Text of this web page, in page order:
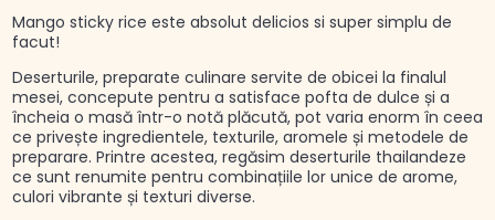
Mango sticky rice este absolut delicios si super simplu de
facut!
Deserturile, preparate culinare servite de obicei la finalul
mesei, concepute pentru a satisface pofta de dulce și a
încheia o masă într-o notă plăcută, pot varia enorm în ceea
ce privește ingredientele, texturile, aromele și metodele de
preparare. Printre acestea, regăsim deserturile thailandeze
ce sunt renumite pentru combinațiile lor unice de arome,
culori vibrante și texturi diverse.